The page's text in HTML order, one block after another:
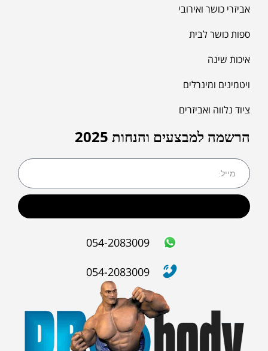
אביזרי כושר ואירובי
ספות כושר לבית
איכות שינה
ויטמינים ומינרלים
ציוד נלווה ואביזרים
הרשמה למבצעים והנחות 2025
054-2083009
054-2083009